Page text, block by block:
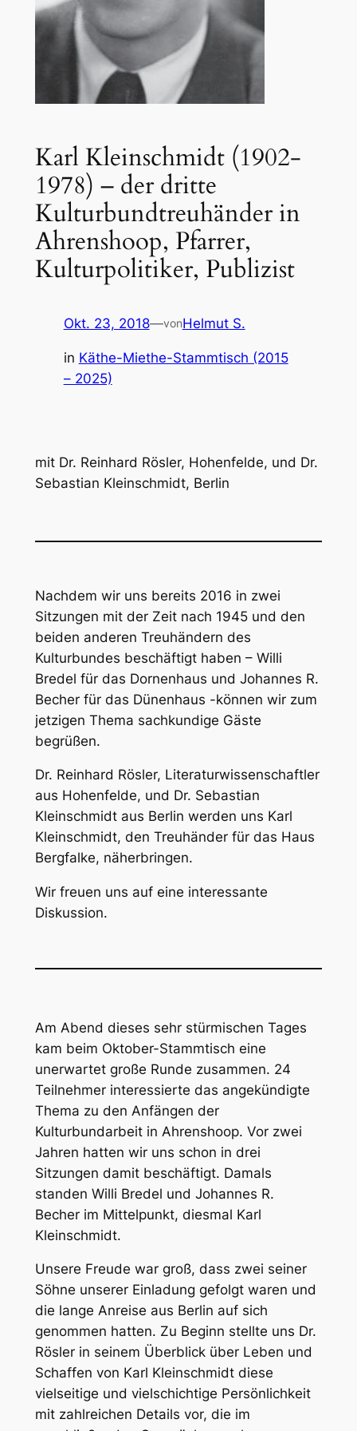
Karl Kleinschmidt (1902-
1978) – der dritte
Kulturbundtreuhänder in
Ahrenshoop, Pfarrer,
Kulturpolitiker, Publizist
Okt. 23, 2018—vonHelmut S.
in Käthe-Miethe-Stammtisch (2015
– 2025)
mit Dr. Reinhard Rösler, Hohenfelde, und Dr.
Sebastian Kleinschmidt, Berlin
Nachdem wir uns bereits 2016 in zwei
Sitzungen mit der Zeit nach 1945 und den
beiden anderen Treuhändern des
Kulturbundes beschäftigt haben – Willi
Bredel für das Dornenhaus und Johannes R.
Becher für das Dünenhaus -können wir zum
jetzigen Thema sachkundige Gäste
begrüßen.
Dr. Reinhard Rösler, Literaturwissenschaftler
aus Hohenfelde, und Dr. Sebastian
Kleinschmidt aus Berlin werden uns Karl
Kleinschmidt, den Treuhänder für das Haus
Bergfalke, näherbringen.
Wir freuen uns auf eine interessante
Diskussion.
Am Abend dieses sehr stürmischen Tages
kam beim Oktober-Stammtisch eine
unerwartet große Runde zusammen. 24
Teilnehmer interessierte das angekündigte
Thema zu den Anfängen der
Kulturbundarbeit in Ahrenshoop. Vor zwei
Jahren hatten wir uns schon in drei
Sitzungen damit beschäftigt. Damals
standen Willi Bredel und Johannes R.
Becher im Mittelpunkt, diesmal Karl
Kleinschmidt.
Unsere Freude war groß, dass zwei seiner
Söhne unserer Einladung gefolgt waren und
die lange Anreise aus Berlin auf sich
genommen hatten. Zu Beginn stellte uns Dr.
Rösler in seinem Überblick über Leben und
Schaffen von Karl Kleinschmidt diese
vielseitige und vielschichtige Persönlichkeit
mit zahlreichen Details vor, die im